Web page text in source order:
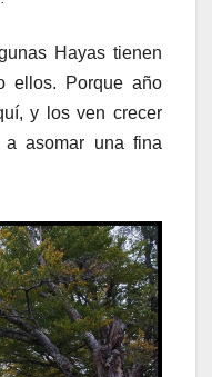
Hayas tienen
ellos. Porque año
y los ven crecer
a asomar una fina